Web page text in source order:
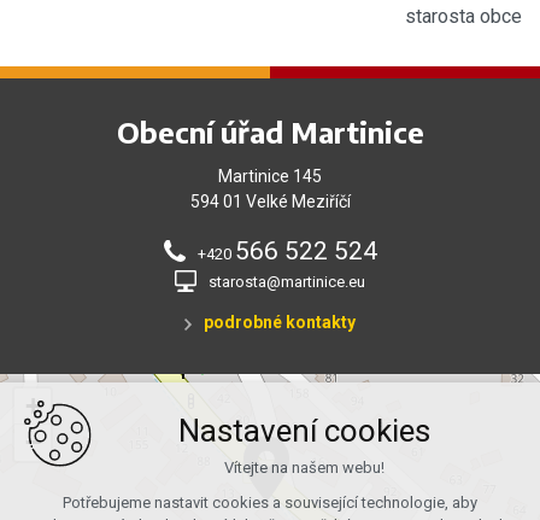
starosta obce
Obecní úřad Martinice
Martinice 145
594 01 Velké Meziříčí
+420 566 522 524
starosta@martinice.eu
podrobné kontakty
+
−
Nastavení cookies
Vítejte na našem webu!
Potřebujeme nastavit cookies a související technologie, aby